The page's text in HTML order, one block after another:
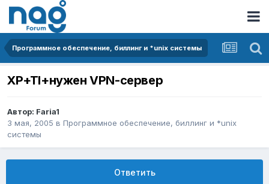
Программное обеспечение, биллинг и *unix системы
XP+TI+нужен VPN-сервер
Автор: Faria1
3 мая, 2005 в Программное обеспечение, биллинг и *unix
системы
Ответить